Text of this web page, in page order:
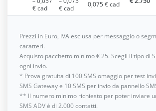
€ cad
€ cad
0,075 € cad
Prezzi in Euro, IVA esclusa per messaggio o
caratteri.
Acquisto pacchetto minimo € 25. Scegli il tipo di
ogni invio.
* Prova gratuita di 100 SMS omaggio per test
SMS Gateway e 10 SMS per invio da pannello
** Il numero minimo richiesto per poter inviare
SMS ADV è di 2.000 contatti.